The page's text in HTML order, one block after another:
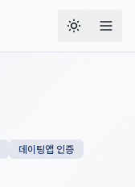
데이팅앱 인증